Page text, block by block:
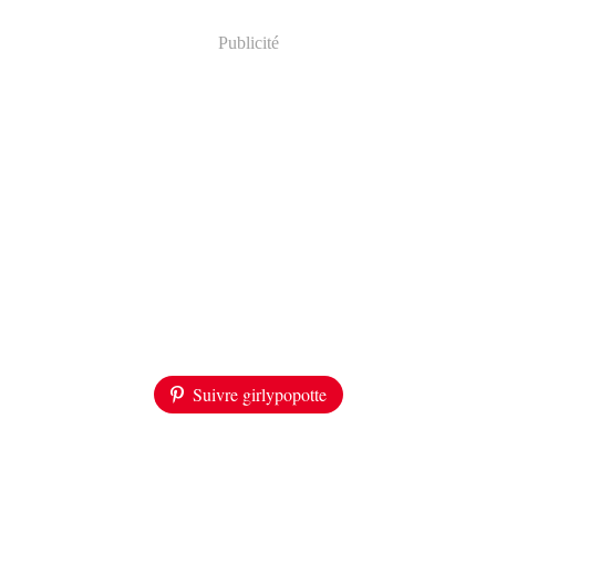
Publicité
Suivre girlypopotte